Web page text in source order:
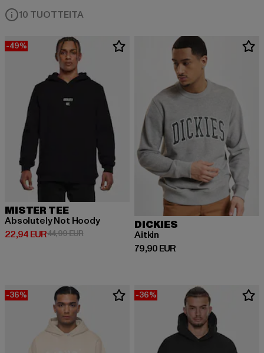
10 TUOTTEITA
-49%
MISTER TEE
Absolutely Not Hoody
22,94 EUR
Ajankohtainen hinta: 22,94 EUR
44,99 EURKampanjahinta: 44,99 EUR
DICKIES
Aitkin
79,90 EUR
Ajankohtainen hinta: 79,90 EUR
-36% -36%